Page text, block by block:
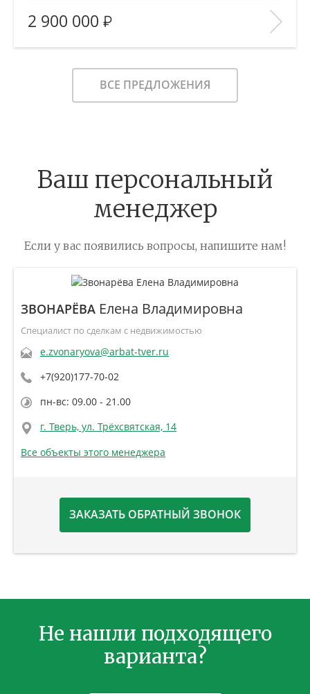
Площадь (общ/жил/кух), м :
331/—/—
Количество комнат:
—
Этаж:
—/—
В ИЗБРАННОЕ
2 900 000
ВСЕ ПРЕДЛОЖЕНИЯ
Ваш персональный
менеджер
Если у вас появились вопросы, напишите нам!
ЗВОНАРЁВА Елена Владимировна
Специалист по сделкам с недвижимостью
e.zvonaryova@arbat-tver.ru
+7(920)177-70-02
пн-вс: 09.00 - 21.00
г. Тверь, ул. Трёхсвятская, 14
Все объекты этого менеджера
ЗАКАЗАТЬ ОБРАТНЫЙ ЗВОНОК
Не нашли подходящего
варианта?